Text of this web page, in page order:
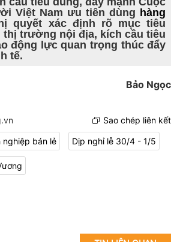
Việt Nam ưu tiên dùng hàng
quyết xác định rõ mục tiêu
thị trường nội địa, kích cầu tiêu
động lực quan trọng thúc đẩy
tế.
Bảo Ngọc
Sao chép liên kết
nghiệp bán lẻ Dịp nghỉ lễ 30/4 - 1/5